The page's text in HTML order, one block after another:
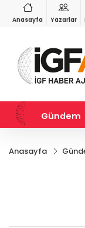
Anasayfa Yazarlar
%0,35
Gündem
Anasayfa